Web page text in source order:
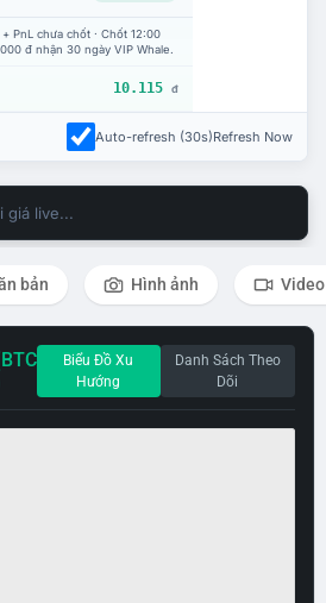
PnL chưa chốt · Chốt 12:00
đ nhận 30 ngày VIP Whale.
10.115 đ
Auto-refresh (30s)Refresh Now
giá live...
bản Hình ảnh Video
Biểu Đồ Xu
Hướng
Danh Sách Theo
Dõi